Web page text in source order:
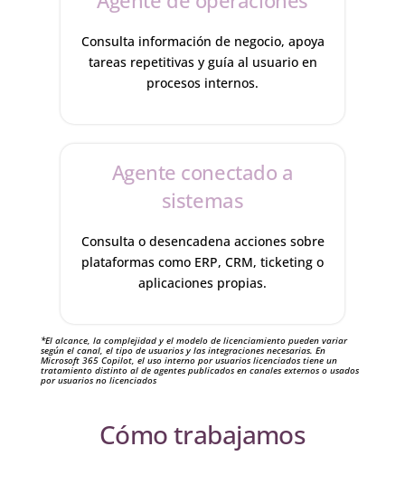
Consulta información de negocio, apoya
tareas repetitivas y guía al usuario en
procesos internos.
Agente conectado a
sistemas
Consulta o desencadena acciones sobre
plataformas como ERP, CRM, ticketing o
aplicaciones propias.
*El alcance, la complejidad y el modelo de licenciamiento pueden variar
según el canal, el tipo de usuarios y las integraciones necesarias. En
Microsoft 365 Copilot, el uso interno por usuarios licenciados tiene un
tratamiento distinto al de agentes publicados en canales externos o usados
por usuarios no licenciados
Cómo trabajamos